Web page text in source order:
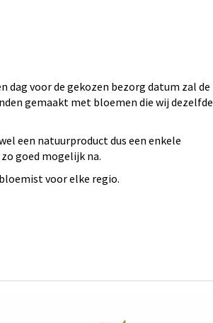
voor de gekozen bezorg datum zal de
gemaakt met bloemen die wij dezelfde
een natuurproduct dus een enkele
goed mogelijk na.
voor elke regio.